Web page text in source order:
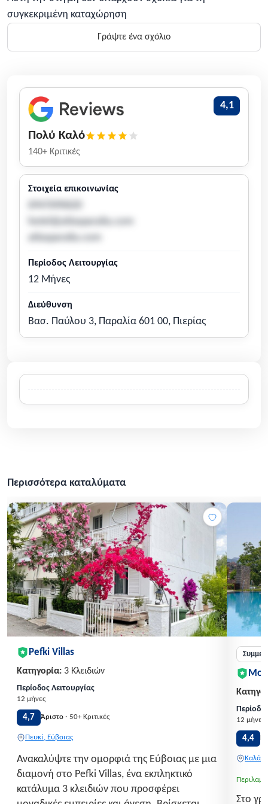
συγκεκριμένη καταχώρηση
Γράψτε ένα σχόλιο
4,1
Πολύ Καλό
140+ Κριτικές
Στοιχεία επικοινωνίας
hotel@atlasparalia.com
atlasparalia.com
Περίοδος Λειτουργίας
12 Μήνες
Διεύθυνση
Βασ. Παύλου 3, Παραλία 601 00, Πιερίας
Περισσότερα καταλύματα
Pefki Villas
Κατηγορία: 3 Κλειδιών
Περίοδος Λειτουργίας
12 μήνες
4,7 Άριστο · 50+ Κριτικές
Πευκί, Εύβοιας
Ανακαλύψτε την ομορφιά της Εύβοιας με μια
διαμονή στο Pefki Villas, ένα εκπληκτικό
κατάλυμα 3 κλειδιών που προσφέρει
12 μήνες
4,4
Στο